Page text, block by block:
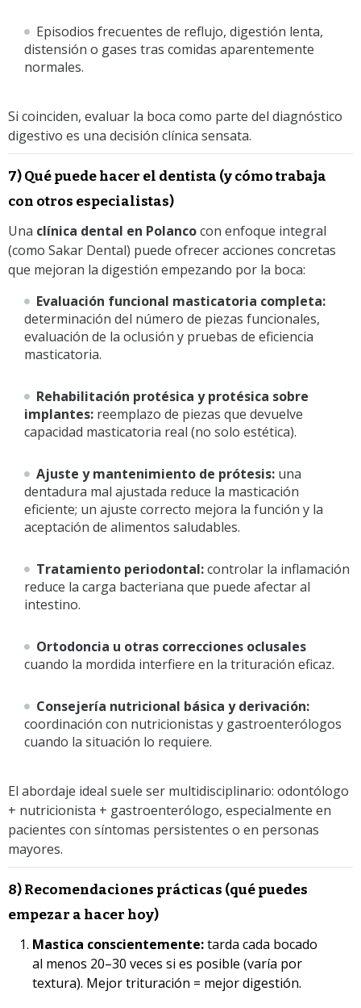
Episodios frecuentes de reflujo, digestión lenta,
distensión o gases tras comidas aparentemente
normales.
Si coinciden, evaluar la boca como parte del diagnóstico
digestivo es una decisión clínica sensata.
7) Qué puede hacer el dentista (y cómo trabaja
con otros especialistas)
Una clínica dental en Polancocon enfoque integral
(como Sakar Dental) puede ofrecer acciones concretas
que mejoran la digestión empezando por la boca:
Evaluación funcional masticatoria completa:
determinación del número de piezas funcionales,
evaluación de la oclusión y pruebas de eficiencia
masticatoria.
Rehabilitación protésica y protésica sobre
implantes: reemplazo de piezas que devuelve
capacidad masticatoria real (no solo estética).
Ajuste y mantenimiento de prótesis: una
dentadura mal ajustada reduce la masticación
eficiente; un ajuste correcto mejora la función y la
aceptación de alimentos saludables.
Tratamiento periodontal:controlar la inflamación
reduce la carga bacteriana que puede afectar al
intestino.
Ortodoncia u otras correcciones oclusales
cuando la mordida interfiere en la trituración eficaz.
Consejería nutricional básica y derivación:
coordinación con nutricionistas y gastroenterólogos
cuando la situación lo requiere.
El abordaje ideal suele ser multidisciplinario: odontólogo
+ nutricionista + gastroenterólogo, especialmente en
pacientes con síntomas persistentes o en personas
mayores.
8) Recomendaciones prácticas (qué puedes
empezar a hacer hoy)
Mastica conscientemente:tarda cada bocado
al menos 20–30 veces si es posible (varía por
textura). Mejor trituración = mejor digestión.